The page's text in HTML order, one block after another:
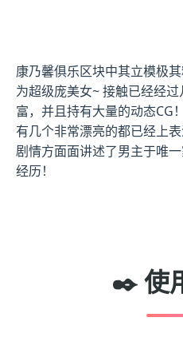
康乃馨俱乐区块中其立模极
为超级庞美女~ 接触已经经
富，并且持有大量的动态CG
有几个非常漂亮的都已经上
剧情方面面讲述了男主于唯
经历！
✒️ 使